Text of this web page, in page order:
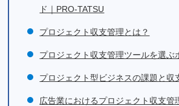
ド｜PRO-TATSU
プロジェクト収支管理とは？
プロジェクト収支管理ツールを選ぶ
プロジェクト型ビジネスの課題と収
広告業におけるプロジェクト収支管